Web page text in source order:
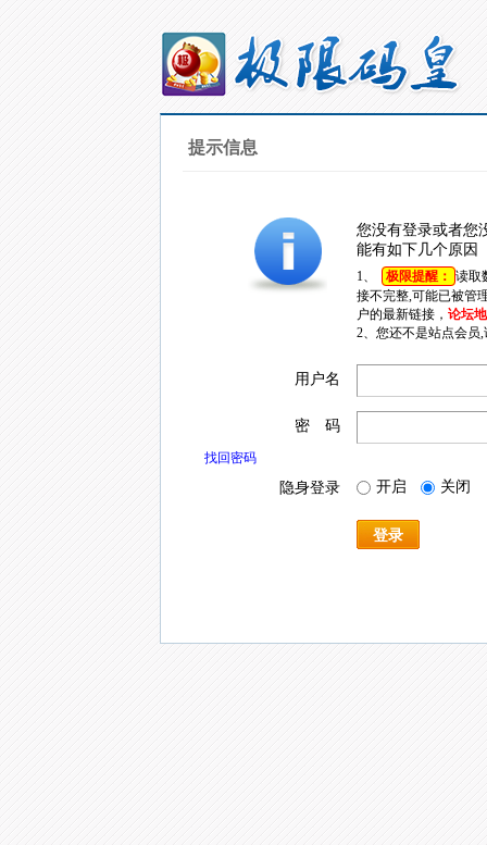
提示信息
您没有登录或者您
能有如下几个原因
1、 极限提醒： 读取
接不完整,可能已被管
户的最新链接， 论坛
2、您还不是站点会员
用户名
密 码
找回密码
隐身登录 开启 关闭
登录